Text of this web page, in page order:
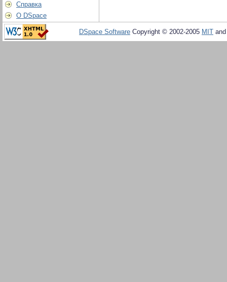
Справка
О DSpace
DSpace Software Copyright © 2002-2005 MIT